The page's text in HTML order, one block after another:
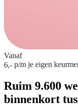
Vanaf
6,- p/m je eigen
Ruim 9.600
binnenkort